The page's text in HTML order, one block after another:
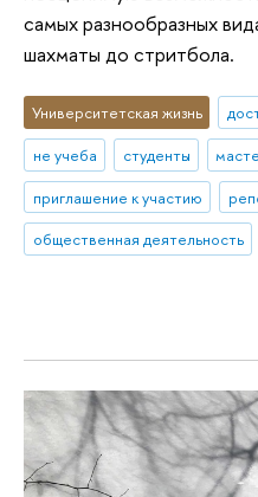
самых разнообразных
шахматы до стритбола.
Университетская жизнь
не учеба
студенты
приглашение к участию
общественная деятельность